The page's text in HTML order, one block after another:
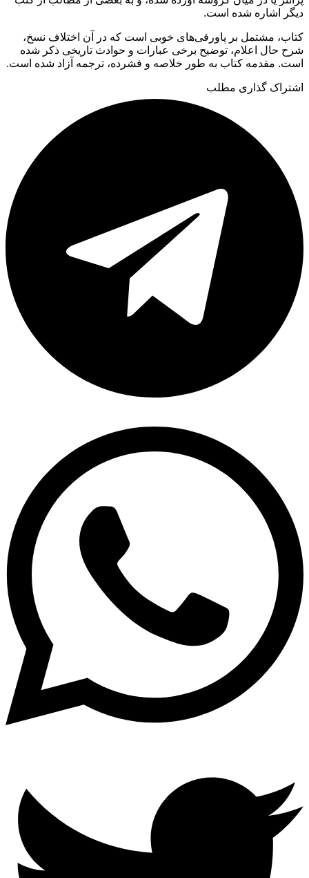
ديگر اشاره شده است.
كتاب، مشتمل بر پاورقى‌هاى خوبى است كه در آن اختلاف نسخ،
شرح حال اعلام، توضيح برخى عبارات و حوادث تاريخى ذكر شده
است. مقدمه كتاب به طور خلاصه و فشرده، ترجمه آزاد شده است.
اشتراک گذاری مطلب